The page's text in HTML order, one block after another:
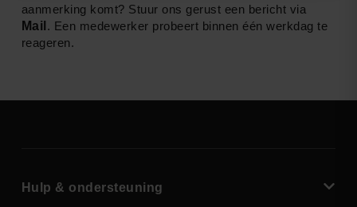
aanmerking komt? Stuur ons gerust een bericht via
Mail . Een medewerker probeert binnen één werkdag te
reageren.
Hulp & ondersteuning